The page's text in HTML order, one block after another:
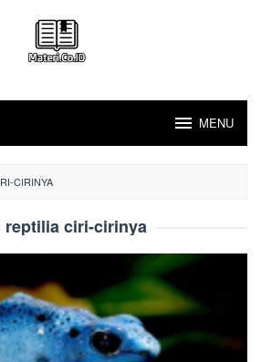
MENU
CIRINYA
reptilia ciri-cirinya